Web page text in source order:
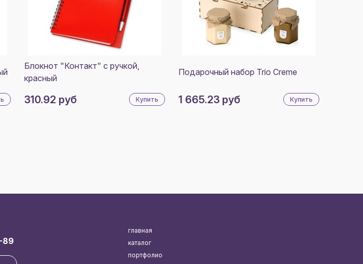
Блокнот "Контакт" с ручкой,
красный
310.92 руб Купить
Подарочный набор Trio Creme
1 665.23 руб Купить
89
главная
каталог
портфолио